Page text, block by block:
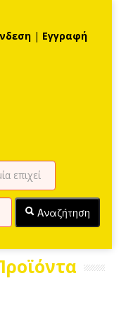
| Εγγραφή
Αναζήτηση